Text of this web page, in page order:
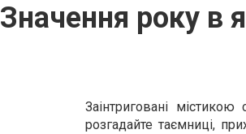
Значення року в
Заінтриговані містикою
розгадайте таємниці,